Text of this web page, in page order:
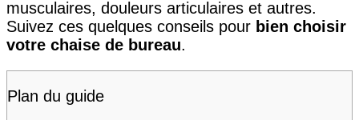
musculaires, douleurs articulaires et autres.
Suivez ces quelques conseils pour bien choisir
votre chaise de bureau.
Plan du guide